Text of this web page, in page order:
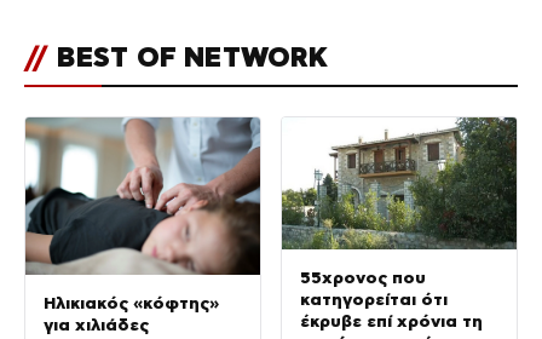
// BEST OF NETWORK
Ηλικιακός «κόφτης»
για χιλιάδες
55χρονος που
κατηγορείται ότι
έκρυβε επί χρόνια τη